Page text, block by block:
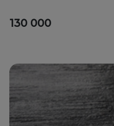
130 000